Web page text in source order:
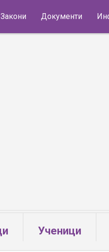
Закони Документи
Ученици